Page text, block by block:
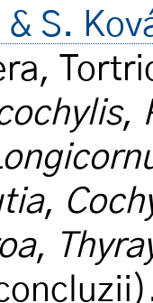
& S.
,
,
,